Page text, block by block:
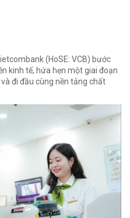
(HoSE: VCB) bước
kinh tế, hứa hẹn một giai đoạn
đi đầu cùng nền tảng chất